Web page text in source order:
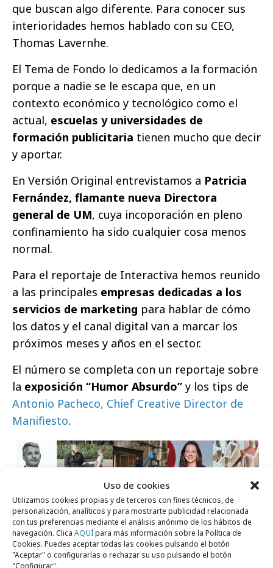
Uso de cookies
Utilizamos cookies propias y de terceros con fines técnicos, de
personalización, analíticos y para mostrarte publicidad relacionada
con tus preferencias mediante el análisis anónimo de los hábitos de
navegación. Clica AQUÍpara más información sobre la Política de
Cookies. Puedes aceptar todas las cookies pulsando el botón
"Aceptar" o configurarlas o rechazar su uso pulsando el botón
"Configurar".
que buscan algo diferente. Para conocer sus
interioridades hemos hablado con su CEO,
Thomas Lavernhe.
El Tema de Fondo lo dedicamos a la formación
porque a nadie se le escapa que, en un
contexto económico y tecnológico como el
actual, escuelas y universidades de
formación publicitaria tienen mucho que decir
y aportar.
En Versión Original entrevistamos a Patricia
Fernández, flamante nueva Directora
general de UM, cuya incoporación en pleno
confinamiento ha sido cualquier cosa menos
normal.
Para el reportaje de Interactiva hemos reunido
a las principales empresas dedicadas a los
servicios de marketing para hablar de cómo
los datos y el canal digital van a marcar los
próximos meses y años en el sector.
El número se completa con un reportaje sobre
la exposición “Humor Absurdo” y los tips de
Antonio Pacheco, Chief Creative Director de
Manifiesto.